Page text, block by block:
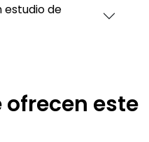
estudio de
este